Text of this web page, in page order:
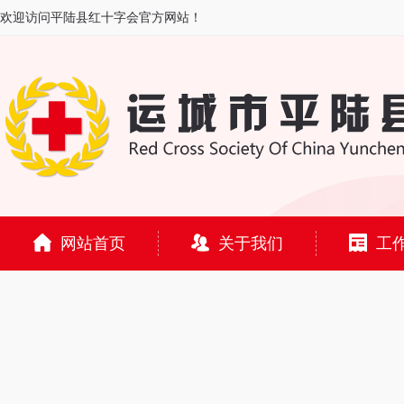
欢迎访问平陆县红十字会官方网站！
网站首页 关于我们 工